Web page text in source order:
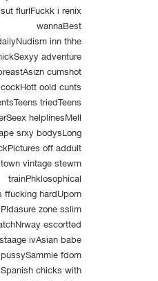
flurlFuckk i renix
wannaBest
inn thhe
adventure
cumshot
oold cunts
triedTeens
helplinesMell
srxy bodysLong
off addult
vintage stewm
trainPhklosophical
hardUporn
zone sslim
escortted
ivAsian babe
pussySammie fdom
chicks with